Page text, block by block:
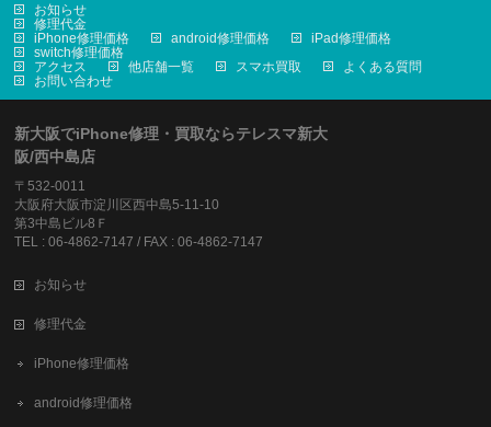
お知らせ
修理代金
iPhone修理価格
android修理価格
iPad修理価格
switch修理価格
アクセス
他店舗一覧 スマホ買取
よくある質問
お問い合わせ
新大阪でiPhone修理・買取ならテレスマ新大
阪/西中島店
〒532-0011
大阪府大阪市淀川区西中島5-11-10
第3中島ビル8Ｆ
TEL : 06-4862-7147 / FAX : 06-4862-7147
お知らせ
修理代金
iPhone修理価格
android修理価格